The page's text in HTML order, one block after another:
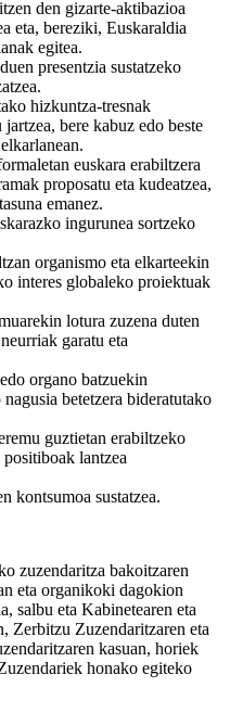
den gizarte-aktibazioa
eta, bereziki, Euskaraldia
egitea.
presentzia sustatzeko
hizkuntza-tresnak
bere kabuz edo beste
euskara erabiltzera
proposatu eta kudeatzea,
emanez.
ingurunea sortzeko
organismo eta elkarteekin
interes globaleko proiektuak
lotura zuzena duten
garatu eta
organo batzuekin
betetzera bideratutako
guztietan erabiltzeko
lantzea
kontsumoa sustatzea.
zuzendaritza bakoitzaren
eta organikoki dagokion
salbu eta Kabinetearen eta
Zerbitzu Zuzendaritzaren eta
kasuan, horiek
honako egiteko